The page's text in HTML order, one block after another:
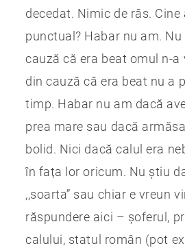
decedat. Nimic de râs.
punctual? Habar nu am.
cauză că era beat omul n-a
din cauză că era beat nu a
timp. Habar nu am dacă
prea mare sau dacă
bolid. Nici dacă calul era
în fața lor oricum. Nu știu
,,soarta” sau chiar e vreun
răspundere aici – șoferul,
calului, statul român (pot